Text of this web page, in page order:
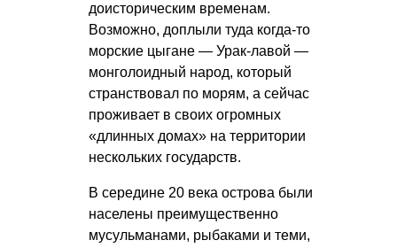
доисторическим временам.
Возможно, доплыли туда когда-то
морские цыгане — Урак-лавой —
монголоидный народ, который
странствовал по морям, а сейчас
проживает в своих огромных
«длинных домах» на территории
нескольких государств.
В середине 20 века острова были
населены преимущественно
мусульманами, рыбаками и теми,